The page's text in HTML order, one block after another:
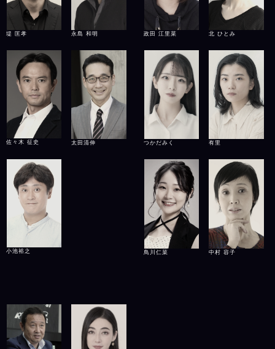
堤 匡孝 永島 和明
佐々木 征史 太田清伸
小池裕之
政田 江里菜 北 ひとみ
つかだみく 有里
鳥川仁菜 中村 容⼦